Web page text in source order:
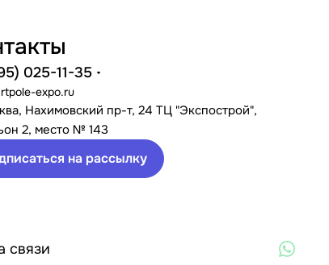
025-11-35
expo.ru
Нахимовский пр-т, 24 ТЦ "Экспострой",
2, место № 143
на рассылку
связи